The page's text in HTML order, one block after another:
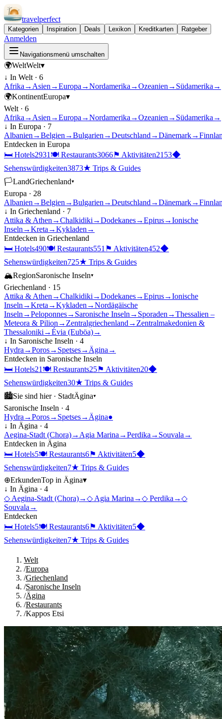
travelperfect
Kategorien Inspiration Deals Lexikon Kreditkarten Ratgeber
Anmelden
Navigationsmenü umschalten
🌍WeltWelt▾
↓ In Welt · 6
Afrika → Asien →Europa →Nordamerika →Ozeanien → Südamerika →
🌍KontinentEuropa▾
Welt · 6
Afrika → Asien →Europa →Nordamerika →Ozeanien → Südamerika →
↓ In Europa · 7
Albanien →Belgien →Bulgarien →Deutschland →Dänemark→
Entdecken in Europa
🛏 Hotels2931 🍽 Restaurants3066⚑ Aktivitäten2153◆
Sehenswürdigkeiten3873★ Trips & Guides
🏳LandGriechenland▾
Europa · 28
Albanien →Belgien →Bulgarien →Deutschland →Dänemark→
↓ In Griechenland · 7
Attika & Athen →Chalkidiki →Dodekanes→Epirus→Ionische
Inseln →Kreta →Kykladen →
Entdecken in Griechenland
🛏 Hotels490🍽 Restaurants551 ⚑ Aktivitäten452◆
Sehenswürdigkeiten725★ Trips & Guides
🏔RegionSaronische Inseln▾
Griechenland · 15
Attika & Athen →Chalkidiki →Dodekanes→Epirus→Ionische
Inseln →Kreta →Kykladen →Nordägäische
Inseln →Peloponnes→ Saronische Inseln → Sporaden →Thessalien –
Meteora & Pilion → Zentralgriechenland → Zentralmakedonien &
Thessaloniki →Évia (Euböa)→
↓ In Saronische Inseln · 4
Hydra →Poros→ Spetses→ Ägina →
Entdecken in Saronische Inseln
🛏 Hotels21 🍽 Restaurants25⚑ Aktivitäten20◆
Sehenswürdigkeiten30★ Trips & Guides
🏙Sie sind hier · StadtÄgina▾
Saronische Inseln · 4
Hydra →Poros→ Spetses→ Ägina●
↓ In Ägina · 4
Aegina-Stadt (Chora)→ Agia Marina →Perdika → Souvala →
Entdecken in Ägina
🛏 Hotels5🍽 Restaurants6⚑ Aktivitäten5◆
Sehenswürdigkeiten7★ Trips & Guides
⊕ErkundenTop in Ägina▾
↓ In Ägina · 4
◇ Aegina-Stadt (Chora)→◇ Agia Marina →◇ Perdika →◇
Souvala →
Entdecken
🛏 Hotels5🍽 Restaurants6⚑ Aktivitäten5◆
Sehenswürdigkeiten7★ Trips & Guides
Welt
/Europa
/Griechenland
/Saronische Inseln
/Ägina
/Restaurants
/Kappos Etsi